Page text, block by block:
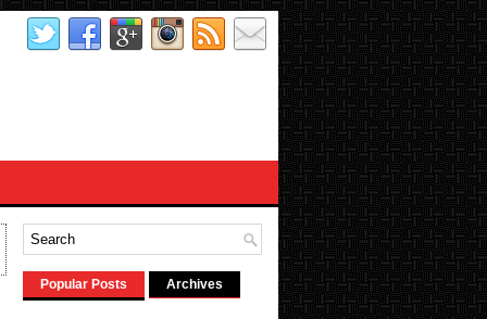
Popular Posts Archives